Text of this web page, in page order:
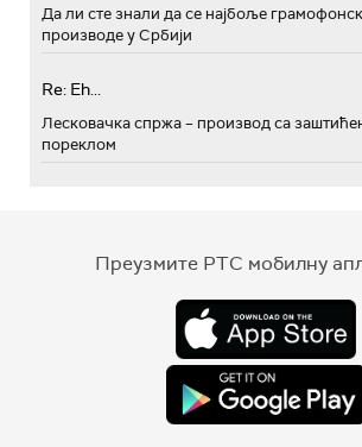
Да ли сте знали да се најбоље
производе у Србији
Re: Eh...
Лесковачка спржа – производ са
пореклом
Преузмите РТС мобилну